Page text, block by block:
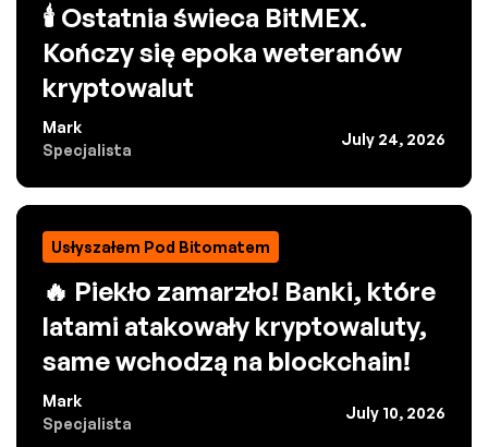
🕯️ Ostatnia świeca BitMEX.
Kończy się epoka weteranów
kryptowalut
Mark
Specjalista
July 24, 2026
Usłyszałem Pod Bitomatem
🔥 Piekło zamarzło! Banki, które
latami atakowały kryptowaluty,
same wchodzą na blockchain!
Mark
Specjalista
July 10, 2026